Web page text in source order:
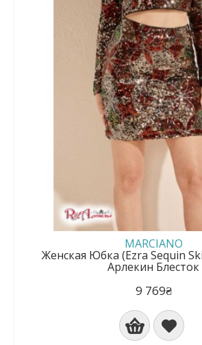
MARCIANO
Женская Юбка (Ezra Sequin
Арлекин Блесток
9 769₴